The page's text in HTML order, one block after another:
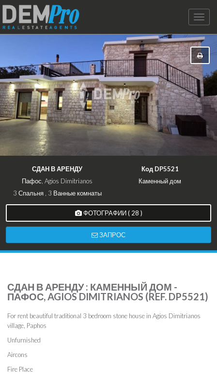
Toggle
СДАН В АРЕНДУ
Код DP5521
Пафос, Agios Dimitrianos
Каменный дом
3 Спальня , 3 Ванные комнаты
ФОТОГРАФИИ ( 28 )
ЗАПРОС
СДАН В АРЕНДУ : КАМЕННЫЙ ДОМ -
ПАФОС, AGIOS DIMITRIANOS (REF. DP5521)
For rent beautiful traditional 3 bedroom stone house in Agios Dimitrianos
village, Paphos
Unfurnished
Aircons
Fire Place